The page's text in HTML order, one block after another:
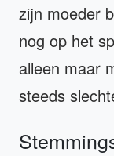
zijn moeder
nog op het
alleen maar
steeds